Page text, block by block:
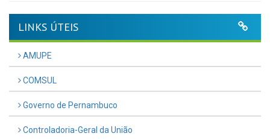
LINKS ÚTEIS
AMUPE
COMSUL
Governo de Pernambuco
Controladoria-Geral da União